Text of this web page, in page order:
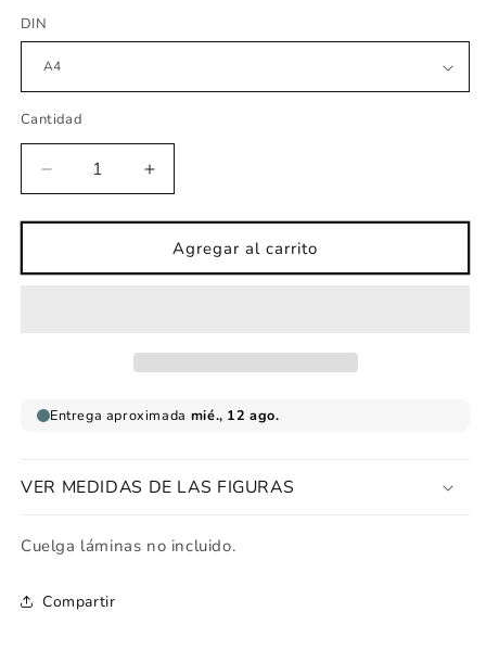
DIN
Cantidad
Reducir
cantidad
para
infantil
Aumentar
cantidad
para
Lámina
infantil
Agregar al carrito
VER MEDIDAS DE LAS FIGURAS
Cuelga láminas no incluido.
Compartir